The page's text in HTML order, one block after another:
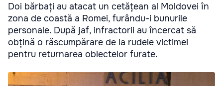
Doi bărbați au atacat un cetățean al Moldovei în
zona de coastă a Romei, furându-i bunurile
personale. După jaf, infractorii au încercat să
obțină o răscumpărare de la rudele victimei
pentru returnarea obiectelor furate.